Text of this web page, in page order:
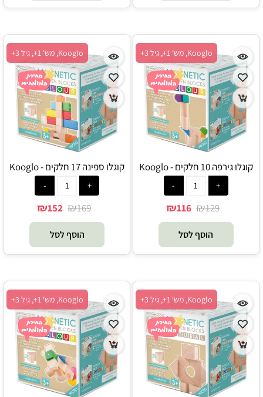
Kooglo, מש' 1+, גיל 3+
קוגלו גירפה 10 חלקים - Kooglo
₪129
₪116
הוסף לסל
Kooglo, מש' 1+, גיל 3+
קוגלו ספינה 17 חלקים - Kooglo
₪169
₪152
הוסף לסל
Kooglo, מש' 1+, גיל 3+ Kooglo, מש' 1+, גיל 3+